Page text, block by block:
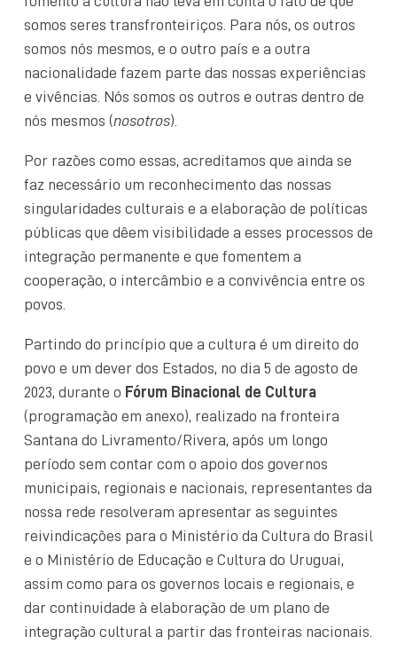
somos seres transfronteiriços. Para nós, os outros
somos nós mesmos, e o outro país e a outra
nacionalidade fazem parte das nossas experiências
e vivências. Nós somos os outros e outras dentro de
nós mesmos (nosotros).
Por razões como essas, acreditamos que ainda se
faz necessário um reconhecimento das nossas
singularidades culturais e a elaboração de políticas
públicas que dêem visibilidade a esses processos de
integração permanente e que fomentem a
cooperação, o intercâmbio e a convivência entre os
povos.
Partindo do princípio que a cultura é um direito do
povo e um dever dos Estados, no dia 5 de agosto de
2023, durante o Fórum Binacional de Cultura
(programação em anexo), realizado na fronteira
Santana do Livramento/Rivera, após um longo
período sem contar com o apoio dos governos
municipais, regionais e nacionais, representantes da
nossa rede resolveram apresentar as seguintes
reivindicações para o Ministério da Cultura do Brasil
e o Ministério de Educação e Cultura do Uruguai,
assim como para os governos locais e regionais, e
dar continuidade à elaboração de um plano de
integração cultural a partir das fronteiras nacionais.